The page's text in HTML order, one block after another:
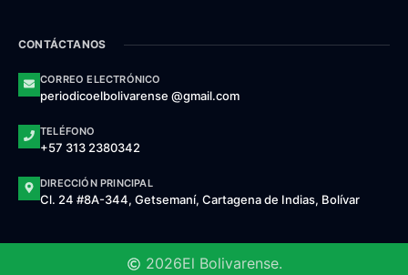
CONTÁCTANOS
CORREO ELECTRÓNICO
periodicoelbolivarense @gmail.com
TELÉFONO
+57 313 2380342
DIRECCIÓN PRINCIPAL
Cl. 24 #8A-344, Getsemaní, Cartagena de Indias, Bolívar
2026El Bolivarense.